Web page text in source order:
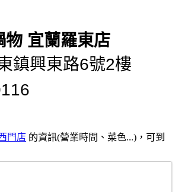
物 宜蘭羅東店
鎮興東路6號2樓
門店 的資訊(營業時間、菜色...)，可到